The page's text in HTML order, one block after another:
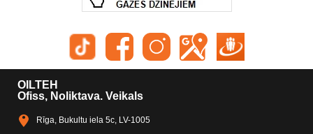
OILTEH
Ofiss, Noliktava. Veikals
Rīga, Bukultu iela 5c, LV-1005